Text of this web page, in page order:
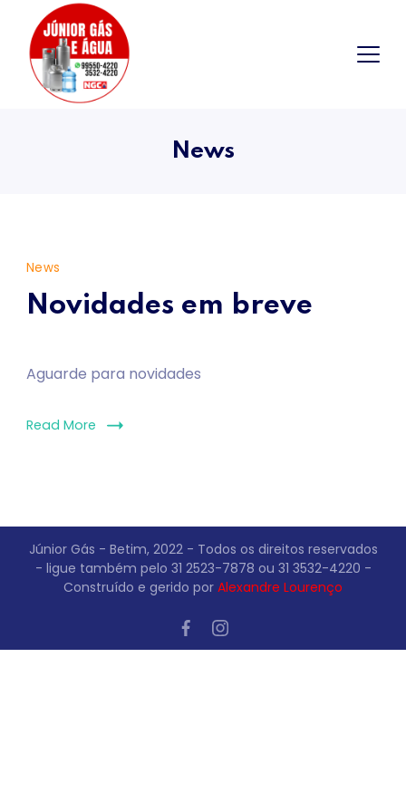
content
News
News
Novidades em breve
Aguarde para novidades
Read More
Júnior Gás - Betim, 2022 - Todos os direitos reservados
- ligue também pelo 31 2523-7878 ou 31 3532-4220 -
Construído e gerido por Alexandre Lourenço